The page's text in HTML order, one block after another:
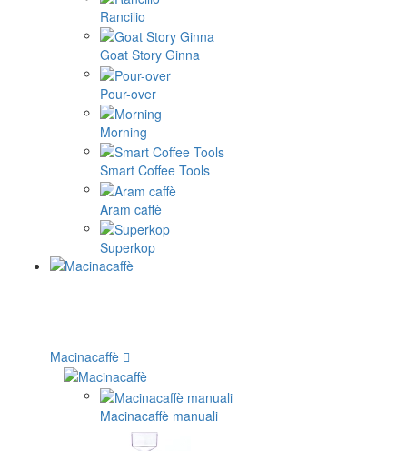
Rancilio
Goat Story Ginna
Pour-over
Morning
Smart Coffee Tools
Aram caffè
Superkop
Macinacaffè
Macinacaffè manuali